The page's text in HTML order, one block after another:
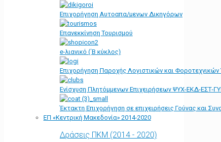
Επιχορήγηση Αυτοαπα/μενων Δικηγόρων
Επανεκκίνηση Τουρισμού
e-λιανικό (΄Β κύκλος)
Επιχορήγηση Παροχής Λογιστικών και
Ενίσχυση Πλητόμμενων Επιχειρήσεων ΨΥΧ-ΕΚΔ-ΕΣΤ-
Έκτακτη Επιχορήγηση σε επιχειρήσεις Γούνας και
ΕΠ «Kεντρική Μακεδονία» 2014-2020
Δράσεις ΠΚΜ (2014 - 2020)